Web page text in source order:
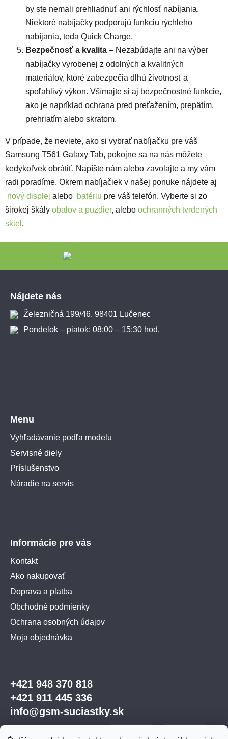
by ste nemali prehliadnuť ani rýchlosť nabíjania.
Niektoré nabíjačky podporujú funkciu rýchleho
nabíjania, teda Quick Charge.
Bezpečnosť a kvalita – Nezabúdajte ani na výber
nabíjačky vyrobenej z odolných a kvalitných
materiálov, ktoré zabezpečia dlhú životnosť a
spoľahlivý výkon. Všímajte si aj bezpečnostné funkcie,
ako je napríklad ochrana pred preťažením, prepätím,
prehriatím alebo skratom.
V prípade, že neviete, ako si vybrať nabíjačku pre váš
Samsung T561 Galaxy Tab, pokojne sa na nás môžete
kedykoľvek obrátiť. Napíšte nám alebo zavolajte a my vám
radi poradíme. Okrem nabíjačiek v našej ponuke nájdete aj
nový displej alebo batériu pre váš telefón. Vyberte si zo
širokej škály obalov a puzdier, alebo ochranných tvrdených
skiel .
Nájdete nás
Železničná 199/46, 98401 Lučenec
Pondelok – piatok: 08:00 – 15:30 hod.
Menu
Vyhľadávanie podľa modelu
Servisné diely
Príslušenstvo
Náradie na servis
Informácie pre vás
Kontakt
Ako nakupovať
Doprava a platba
Obchodné podmienky
Ochrana osobných údajov
Moja objednávka
+421 948 370 818
+421 911 445 336
info@gsm-suciastky.sk